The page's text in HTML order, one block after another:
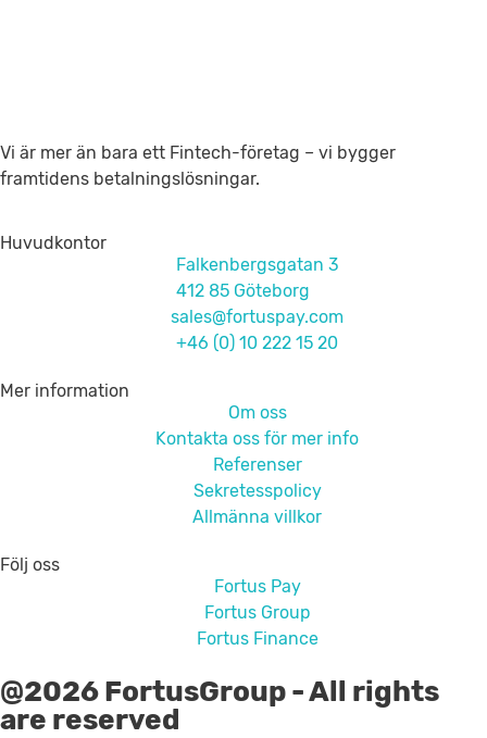
Vi är mer än bara ett Fintech-företag – vi bygger
framtidens betalningslösningar.
Huvudkontor
Falkenbergsgatan 3
412 85 Göteborg
sales@fortuspay.com
+46 (0) 10 222 15 20
Mer information
Om oss
Kontakta oss för mer info
Referenser
Sekretesspolicy
Allmänna villkor
Följ oss
Fortus Pay
Fortus Group
Fortus Finance
@2026 FortusGroup - All rights
are reserved